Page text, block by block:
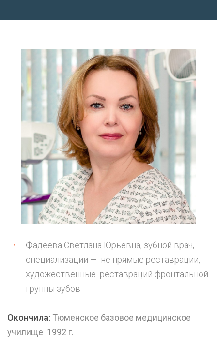
Фадеева Светлана Юрьевна, зубной врач,
специализации — не прямые реставрации,
художественные реставраций фронтальной
группы зубов
Окончила: Тюменское базовое медицинское
училище 1992 г.